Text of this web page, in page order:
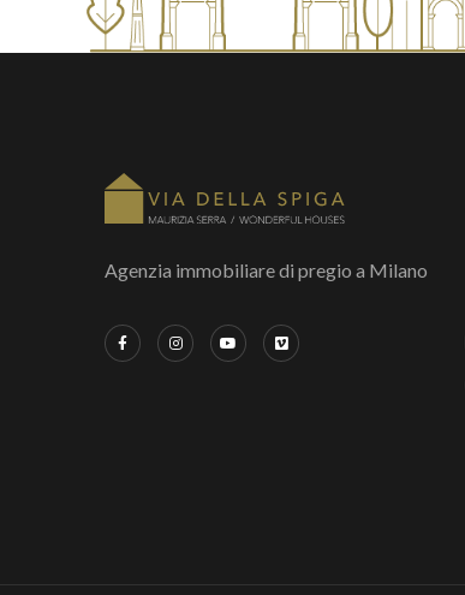
Agenzia immobiliare di pregio a Milano